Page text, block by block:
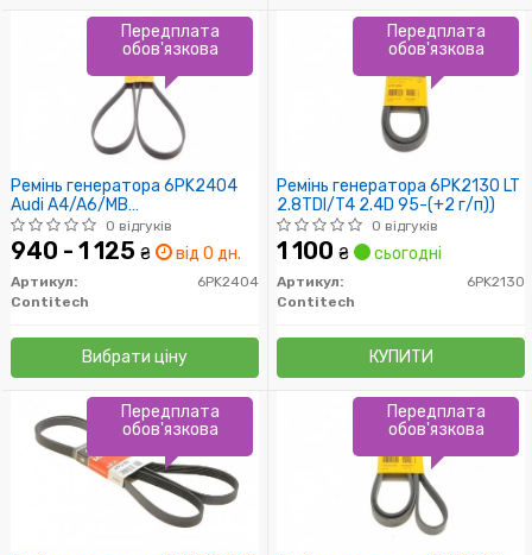
Ремінь генератора 6PK2404
Audi A4/A6/MB
W203/204/Passat
0 відгуків
940 - 1 125 ₴ від 0 дн.
Артикул:
6PK2404
Contitech
Вибрати ціну
Передплата
обов'язкова
Ремінь генератора 6PK2130 LT
2.8TDI/T4 2.4D 95-(+2 г/п))
0 відгуків
1 100 ₴ сьогодні
Артикул:
6PK2130
Contitech
КУПИТИ
Передплата
обов'язкова
Передплата
обов'язкова
Передплата
обов'язкова